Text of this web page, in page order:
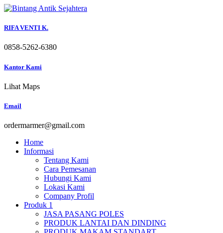
Skip
content
RIFA VENTI K.
0858-5262-6380
Kantor Kami
Lihat Maps
Email
ordermarmer@gmail.com
Home
Informasi
Tentang Kami
Cara Pemesanan
Hubungi Kami
Lokasi Kami
Company Profil
Produk 1
JASA PASANG POLES
PRODUK LANTAI DAN DINDING